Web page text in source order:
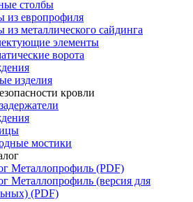
столбы
из европрофиля
из металлического сайдинга
элементы
ворота
изделия
кровли
мостики
Металлопрофиль (PDF)
Металлопрофиль (версия для
(PDF)